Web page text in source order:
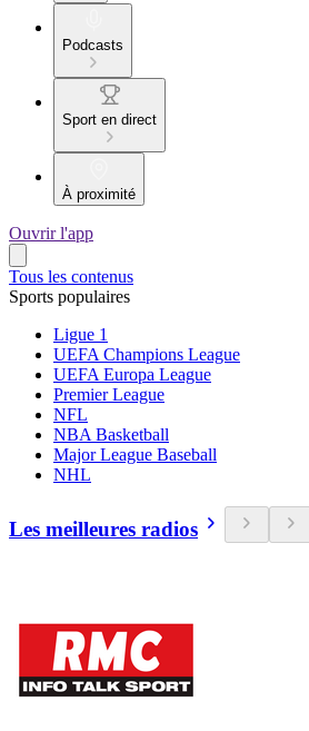
Podcasts
Sport en direct
À proximité
Ouvrir l'app
Tous les contenus
Sports populaires
Ligue 1
UEFA Champions League
UEFA Europa League
Premier League
NFL
NBA Basketball
Major League Baseball
NHL
Les meilleures radios